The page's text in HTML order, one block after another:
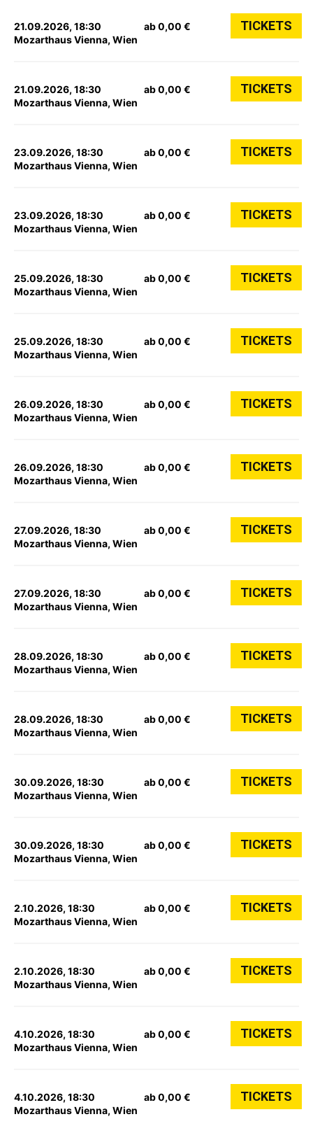
21.09.2026, 18:30
Mozarthaus Vienna, Wien
ab 0,00 € TICKETS
21.09.2026, 18:30
Mozarthaus Vienna, Wien
ab 0,00 € TICKETS
23.09.2026, 18:30
Mozarthaus Vienna, Wien
ab 0,00 € TICKETS
23.09.2026, 18:30
Mozarthaus Vienna, Wien
ab 0,00 € TICKETS
25.09.2026, 18:30
Mozarthaus Vienna, Wien
ab 0,00 € TICKETS
25.09.2026, 18:30
Mozarthaus Vienna, Wien
ab 0,00 € TICKETS
26.09.2026, 18:30
Mozarthaus Vienna, Wien
ab 0,00 € TICKETS
26.09.2026, 18:30
Mozarthaus Vienna, Wien
ab 0,00 € TICKETS
27.09.2026, 18:30
Mozarthaus Vienna, Wien
ab 0,00 € TICKETS
27.09.2026, 18:30
Mozarthaus Vienna, Wien
ab 0,00 € TICKETS
28.09.2026, 18:30
Mozarthaus Vienna, Wien
ab 0,00 € TICKETS
28.09.2026, 18:30
Mozarthaus Vienna, Wien
ab 0,00 € TICKETS
30.09.2026, 18:30
Mozarthaus Vienna, Wien
ab 0,00 € TICKETS
30.09.2026, 18:30
Mozarthaus Vienna, Wien
ab 0,00 € TICKETS
2.10.2026, 18:30
Mozarthaus Vienna, Wien
ab 0,00 € TICKETS
2.10.2026, 18:30
Mozarthaus Vienna, Wien
ab 0,00 € TICKETS
4.10.2026, 18:30
Mozarthaus Vienna, Wien
ab 0,00 € TICKETS
4.10.2026, 18:30
Mozarthaus Vienna, Wien
ab 0,00 € TICKETS